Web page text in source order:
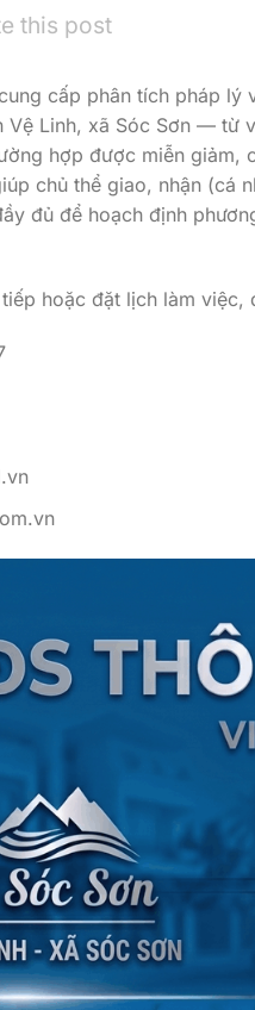
this post
cấp phân tích pháp lý
Vệ Linh, xã Sóc Sơn — từ
hợp được miễn giảm,
chủ thể giao, nhận (cá
đủ để hoạch định
hoặc đặt lịch làm việc,